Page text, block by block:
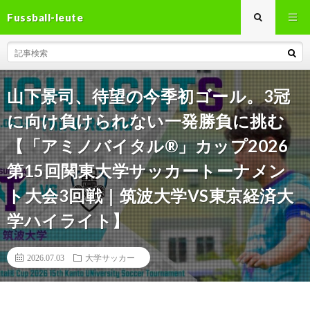
Fussball-leute
山下景司、待望の今季初ゴール。3冠
に向け負けられない一発勝負に挑む
【「アミノバイタル®」カップ2026
第15回関東大学サッカートーナメン
ト大会3回戦｜筑波大学VS東京経済大
学ハイライト】
2026.07.03 大学サッカー